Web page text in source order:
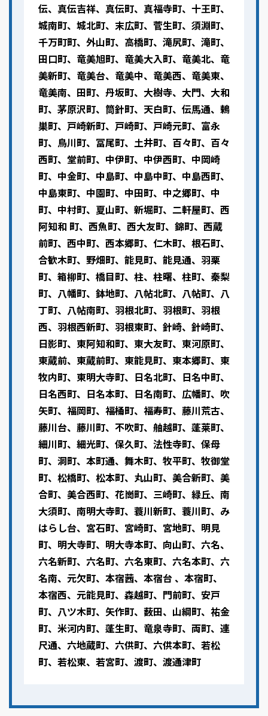
伝、真伝吉祥、真伝町、真福寺町、十王町、
城南町、城北町、末広町、菅生町、須淵町、
千万町町、外山町、高橋町、滝尻町、滝町、
田口町、竜美旭町、竜美大入町、竜美北、竜
美新町、竜美台、竜美中、竜美西、竜美東、
竜美南、田町、丹坂町、大樹寺、大門、大和
町、茅原沢町、筒針町、天白町、伝馬通、鶇
巣町、戸崎新町、戸崎町、戸崎元町、富永
町、鳥川町、冨尾町、土井町、百々町、百々
西町、堂前町、中伊町、中伊西町、中岡崎
町、中金町、中島町、中島中町、中島西町、
中島東町、中園町、中田町、中之郷町、中
町、中村町、夏山町、新堀町、二軒屋町、西
阿知和 町、西魚町、西大友町、錦町、西蔵
前町、西中町、西本郷町、仁木町、根石町、
合歓木町、野畑町、能見町、能見通、羽栗
町、箱柳町、橋目町、柱、柱曙、柱町、秦梨
町、八幡町、鉢地町、八帖北町、八帖町、八
丁町、八帖南町、羽根北町、羽根町、羽根
西、羽根西新町、羽根東町、針崎、針崎町、
日影町、東阿知和町、東大友町、東河原町、
東蔵前、東蔵前町、東能見町、東本郷町、東
牧内町、東明大寺町、日名北町、日名中町、
日名西町、日名本町、日名南町、広幡町、吹
矢町、福岡町、福桶町、福寿町、藤川荒古、
藤川台、藤川町、不吹町、舳越町、蓬莱町、
細川町、細光町、保久町、法性寺町、保母
町、洞町、本町通、舞木町、牧平町、牧御堂
町、松橋町、松本町、丸山町、美合新町、美
合町、美合西町、花崗町、三崎町、緑丘、南
大須町、南明大寺町、蓑川新町、蓑川町、み
はらし台、宮石町、宮崎町、宮地町、明見
町、明大寺町、明大寺本町、向山町、六名、
六名新町、六名町、六名東町、六名本町、六
名南、元欠町、本宿茜、本宿台 、本宿町、
本宿西、元能見町、森越町、門前町、安戸
町、八ツ木町、矢作町、薮田、山綱町、祐金
町、米河内町、蓬生町、竜泉寺町、両町、連
尺通、六地蔵町、六供町、六供本町、若松
町、若松東、若宮町、渡町、渡通津町